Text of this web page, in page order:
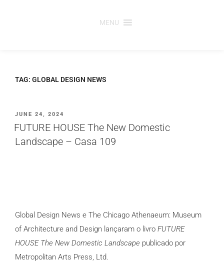
MENU
TAG: GLOBAL DESIGN NEWS
PUBLICADO
EM
JUNE 24, 2024
FUTURE HOUSE The New Domestic
Landscape – Casa 109
Global Design News e The Chicago Athenaeum: Museum
of Architecture and Design lançaram o livro FUTURE
HOUSE The New Domestic Landscape publicado por
Metropolitan Arts Press, Ltd.